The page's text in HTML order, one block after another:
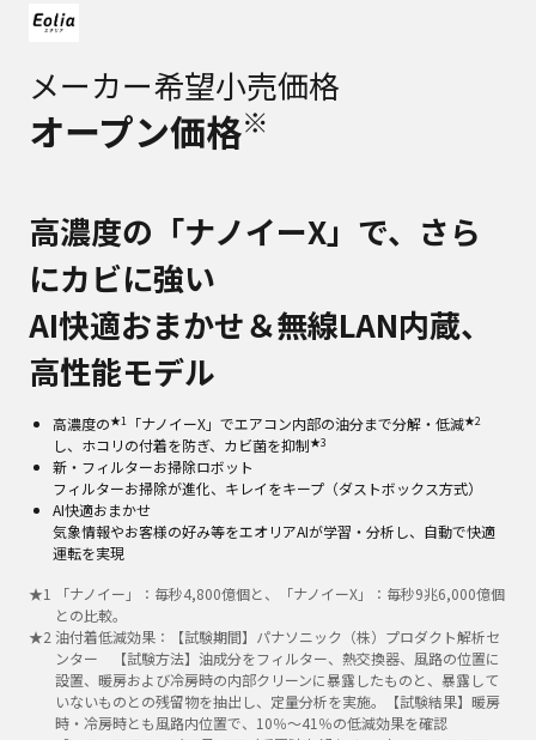
メーカー希望小売価格
オープン価格※
高濃度の「ナノイーX」で、さら
にカビに強い
AI快適おまかせ＆無線LAN内蔵、
高性能モデル
高濃度の★1 「ナノイーX」でエアコン内部の油分まで分解・低減★2
し、ホコリの付着を防ぎ、カビ菌を抑制★3
新・フィルターお掃除ロボット
フィルターお掃除が進化、キレイをキープ（ダストボックス方式）
AI快適おまかせ
気象情報やお客様の好み等をエオリアAIが学習・分析し、自動で快適
運転を実現
★1
「ナノイー」：毎秒4,800億個と、「ナノイーX」：毎秒9兆6,000億個
との比較。
★2 油付着低減効果：【試験期間】パナソニック（株）プロダクト解析セ
ンター 【試験方法】油成分をフィルター、熱交換器、風路の位置に
設置、暖房および冷房時の内部クリーンに暴露したものと、暴露して
いないものとの残留物を抽出し、定量分析を実施。【試験結果】暖房
時・冷房時とも風路内位置で、10％～41％の低減効果を確認